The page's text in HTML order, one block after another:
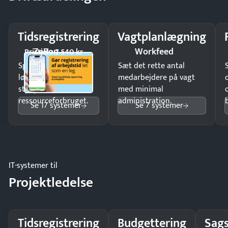
Tidsregistrering
ZeBon
Pristjek: 7.540 kr
Spar tid på
lønberegning og få
styr på
ressourceforbruget.
Se 17 systemer
Vagtplanlægning
Workfeed
Sæt det rette antal
medarbejdere på vagt
med minimal
administration.
Se 7 systemer
IT-systemer til
Projektledelse
Tidsregistrering Budgettering